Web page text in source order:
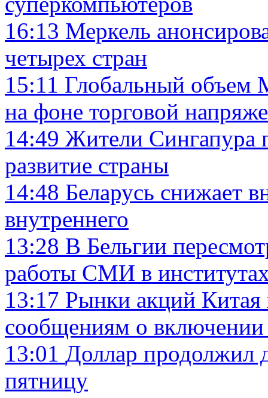
16:13 Меркель
четырех стран
15:11 Глобальный объем
на фоне торговой
14:49 Жители Сингапура
развитие страны
14:48 Беларусь снижает
внутреннего
13:28 В Бельгии
работы СМИ в
13:17 Рынки акций Китая
сообщениям о включении
13:01 Доллар продолжил
пятницу